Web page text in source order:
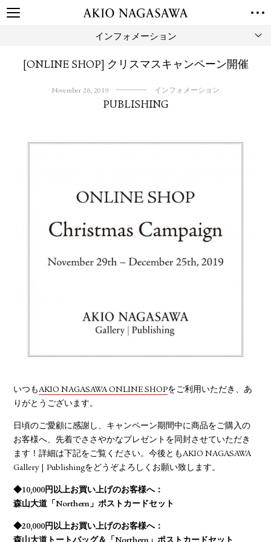
インフォメーション
[ONLINE SHOP] クリスマスキャンペーン開催
November 26, 2019 インフォメーション
PUBLISHING
いつもAKIO NAGASAWA ONLINE SHOPをご利用いただき、あ
りがとうございます。
日頃のご愛顧に感謝し、キャンペーン期間中に商品をご購入の
お客様へ、先着でささやかなプレゼントを同封させていただき
ます！詳細は下記をご覧ください。今後ともAKIO NAGASAWA
Gallery | Publishingをどうぞよろしくお願い致します。
◆10,000円以上お買い上げのお客様へ：
森山大道「Northern」ポストカードセット
◆20,000円以上お買い上げのお客様へ：
GALLERY
GINZA
TORANOMON
ONLINE
PUBLISHING
NEWS
INSTAGRAM
GALLERY
PUBLISHING
TWITTER